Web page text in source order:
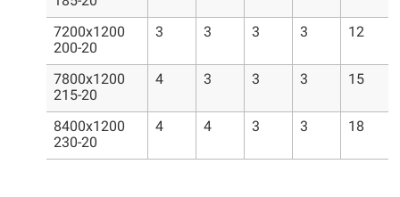
7200x1200
200-20
3 3 3 3 12
7800x1200
215-20
4 3 3 3 15
8400x1200
230-20
4 4 3 3 18